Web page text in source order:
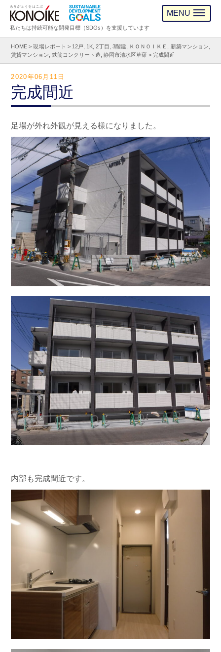
私たちは持続可能な開発目標（SDGs）を支援しています
MENU
HOME >現場レポート > 12戸, 1K, 2丁目 ,3階建, ＫＯＮＯＩＫＥ , 新築マンション,
賃貸マンション,鉄筋コンクリート造,静岡市清水区草薙 >完成間近
2020年06月11日
完成間近
足場が外れ外観が見える様になりました。
内部も完成間近です。